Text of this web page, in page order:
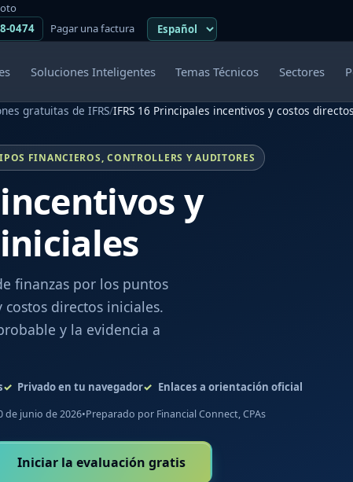
0474 Pagar una factura
Soluciones Inteligentes Temas Técnicos Sectores
gratuitas de IFRS/IFRS 16 Principales incentivos y costos
FINANCIEROS, CONTROLLERS Y AUDITORES
y
finanzas por los puntos
costos directos iniciales.
y la evidencia a
Privado en tu navegador Enlaces a orientación oficial
de junio de 2026•Preparado por Financial Connect, CPAs
Iniciar la evaluación gratis